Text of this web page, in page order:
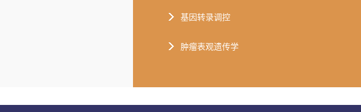
基因转录调控
肿瘤表观遗传学